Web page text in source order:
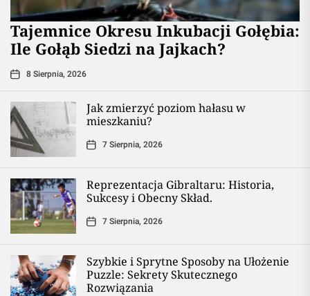
Tajemnice Okresu Inkubacji Gołębia:
Ile Gołąb Siedzi na Jajkach?
8 Sierpnia, 2026
Jak zmierzyć poziom hałasu w
mieszkaniu?
7 Sierpnia, 2026
Reprezentacja Gibraltaru: Historia,
Sukcesy i Obecny Skład.
7 Sierpnia, 2026
Szybkie i Sprytne Sposoby na Ułożenie
Puzzle: Sekrety Skutecznego
Rozwiązania